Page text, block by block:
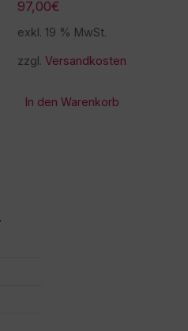
97,00€
exkl. 19 % MwSt.
zzgl.Versandkosten
In den Warenkorb